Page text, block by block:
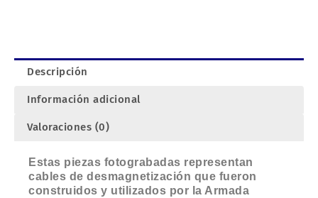
Descripción
Información adicional
Valoraciones (0)
Estas piezas fotograbadas representan
cables de desmagnetización que fueron
construidos y utilizados por la Armada